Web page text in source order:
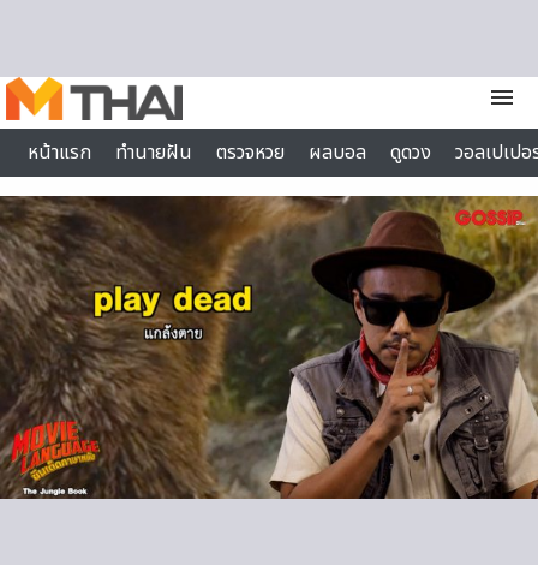
menu
หน้าแรก
ทำนายฝัน ตรวจหวย ผลบอล ดูดวง
วอลเปเป
ไลฟ์สไตล์